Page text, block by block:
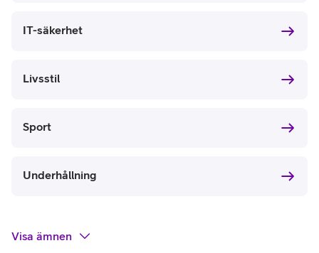
IT-säkerhet
Livsstil
Sport
Underhållning
Visa ämnen